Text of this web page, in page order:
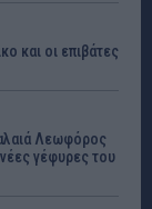
και οι επιβάτες
Λεωφόρος
γέφυρες του